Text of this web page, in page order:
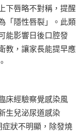
下唇略不對稱，提醒
「隱性唇裂」。此類
能影響日後口腔發
教，讓家長能提早應
床經驗察覺感染風
生兒泌尿道感染
症狀不明顯，除發燒